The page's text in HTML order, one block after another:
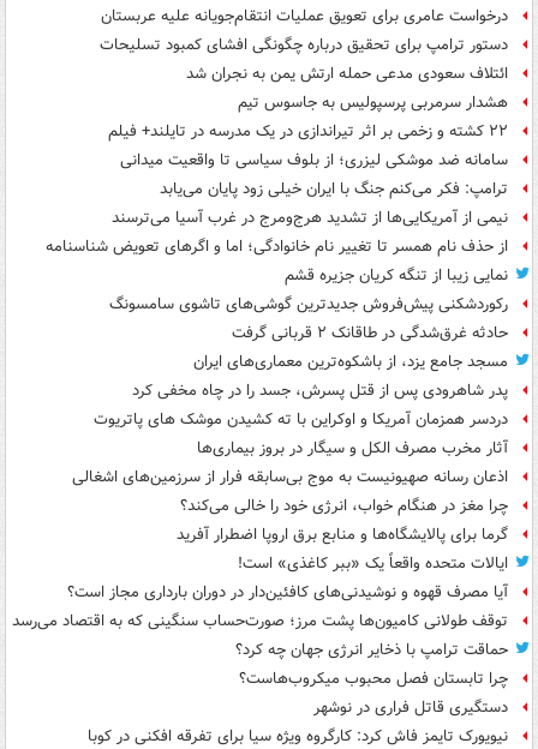
درخواست عامری برای تعویق عملیات انتقام‌جویانه علیه عربستان
دستور ترامپ برای تحقیق درباره چگونگی افشای کمبود تسلیحات
ائتلاف سعودی مدعی حمله ارتش یمن به نجران شد
هشدار سرمربی پرسپولیس به جاسوس تیم
۲۲ کشته و زخمی بر اثر تیراندازی در یک مدرسه در تایلند+ فیلم
سامانه ضد موشکی لیزری؛ از بلوف سیاسی تا واقعیت میدانی
ترامپ: فکر می‌کنم جنگ با ایران خیلی زود پایان می‌یابد
نیمی از آمریکایی‌ها از تشدید هرج‌ومرج در غرب آسیا می‌ترسند
از حذف نام همسر تا تغییر نام خانوادگی؛ اما و اگرهای تعویض شناسنامه
نمایی زیبا از تنگه کریان جزیره قشم
رکوردشکنی پیش‌فروش جدیدترین گوشی‌های تاشوی سامسونگ
حادثه غرق‌شدگی در طاقانک ۲ قربانی گرفت
مسجد جامع یزد، از باشکوه‌ترین معماری‌های ایران
پدر شاهرودی پس از قتل پسرش، جسد را در چاه مخفی کرد
دردسر همزمان آمریکا و اوکراین با ته کشیدن موشک های پاتریوت
آثار مخرب مصرف الکل و سیگار در بروز بیماری‌ها
اذعان رسانه صهیونیست به موج بی‌سابقه فرار از سرزمین‌های اشغالی
چرا مغز در هنگام خواب، انرژی خود را خالی می‌کند؟
گرما برای پالایشگاه‌ها و منابع برق اروپا اضطرار آفرید
ایالات متحده واقعاً یک «ببر کاغذی» است!
آیا مصرف قهوه و نوشیدنی‌های کافئین‌دار در دوران بارداری مجاز است؟
توقف طولانی کامیون‌ها پشت مرز؛ صورت‌حساب سنگینی که به اقتصاد می‌رسد
حماقت ترامپ با ذخایر انرژی جهان چه کرد؟
چرا تابستان فصل محبوب میکروب‌هاست؟
دستگیری قاتل فراری در نوشهر
نیویورک تایمز فاش کرد: کارگروه ویژه سیا برای تفرقه افکنی در کوبا